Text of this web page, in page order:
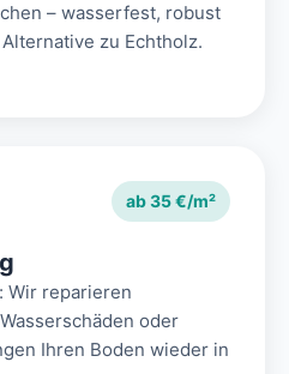
– wasserfest, robust
zu Echtholz.
ab 35 €/m²
Wir reparieren
oder
Ihren Boden wieder in